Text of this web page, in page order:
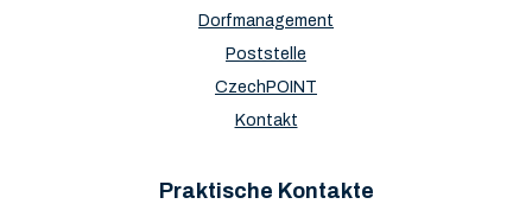
Dorfmanagement
Poststelle
CzechPOINT
Kontakt
Praktische Kontakte